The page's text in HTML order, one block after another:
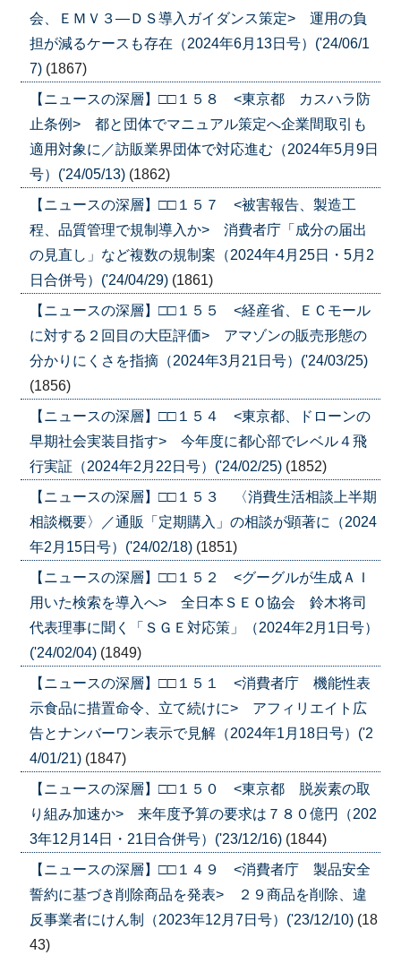
会、ＥＭＶ３―ＤＳ導入ガイダンス策定> 運用の負
担が減るケースも存在（2024年6月13日号）('24/06/1
7) (1867)
【ニュースの深層】□□１５８ <東京都 カスハラ防
止条例> 都と団体でマニュアル策定へ企業間取引も
適用対象に／訪販業界団体で対応進む（2024年5月9日
号）('24/05/13) (1862)
【ニュースの深層】□□１５７ <被害報告、製造工
程、品質管理で規制導入か> 消費者庁「成分の届出
の見直し」など複数の規制案（2024年4月25日・5月2
日合併号）('24/04/29) (1861)
【ニュースの深層】□□１５５ <経産省、ＥＣモール
に対する２回目の大臣評価> アマゾンの販売形態の
分かりにくさを指摘（2024年3月21日号）('24/03/25)
(1856)
【ニュースの深層】□□１５４ <東京都、ドローンの
早期社会実装目指す> 今年度に都心部でレベル４飛
行実証（2024年2月22日号）('24/02/25) (1852)
【ニュースの深層】□□１５３ 〈消費生活相談上半期
相談概要〉／通販「定期購入」の相談が顕著に（2024
年2月15日号）('24/02/18) (1851)
【ニュースの深層】□□１５２ <グーグルが生成ＡＩ
用いた検索を導入へ> 全日本ＳＥＯ協会 鈴木将司
代表理事に聞く「ＳＧＥ対応策」（2024年2月1日号）
('24/02/04) (1849)
【ニュースの深層】□□１５１ <消費者庁 機能性表
示食品に措置命令、立て続けに> アフィリエイト広
告とナンバーワン表示で見解（2024年1月18日号）('2
4/01/21) (1847)
【ニュースの深層】□□１５０ <東京都 脱炭素の取
り組み加速か> 来年度予算の要求は７８０億円（202
3年12月14日・21日合併号）('23/12/16) (1844)
【ニュースの深層】□□１４９ <消費者庁 製品安全
誓約に基づき削除商品を発表> ２９商品を削除、違
反事業者にけん制（2023年12月7日号）('23/12/10) (18
43)